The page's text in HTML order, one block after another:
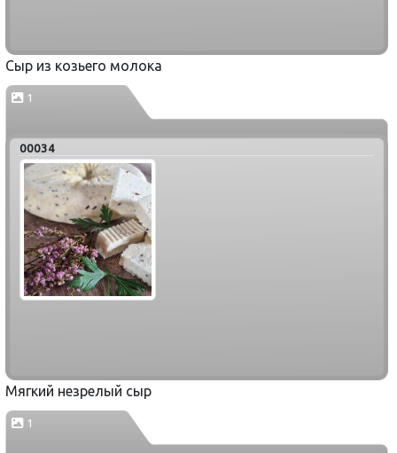
Сыр из козьего молока
1
00034
Мягкий незрелый сыр
1